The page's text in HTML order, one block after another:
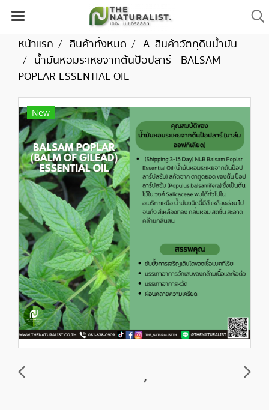
หน้าแรก สินค้าทั้งหมด
A. สินค้าวัตถุดิบน้ำมัน
น้ำมันหอมระเหยจากต้นป็อปลาร์ - BALSAM
POPLAR ESSENTIAL OIL
New